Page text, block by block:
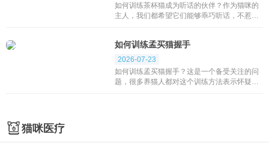
如何训练茶杯猫成为听话的伙伴？作为猫咪的
主人，我们都希望它们能够乖巧听话，不惹是
听话的方...
如何训练孟买猫握手
2026-07-23
如何训练孟买猫握手？这是一个备受关注的问
题，很多养猫人都对这个训练方法表示怀疑。
猫咪医疗